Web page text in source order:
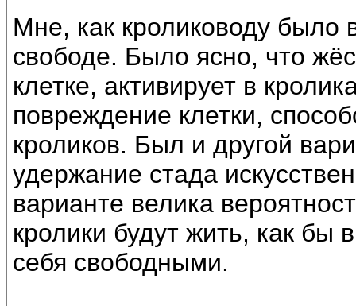
Мне, как кролиководу было
свободе. Было ясно, что
клетке, активирует в
повреждение клетки,
кроликов. Был и другой
удержание стада
варианте велика
кролики будут жить, как бы
себя свободными.